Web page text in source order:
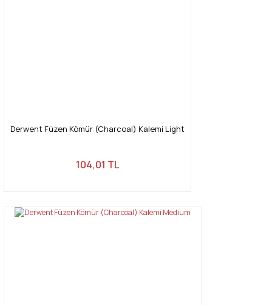
Derwent Füzen Kömür (Charcoal) Kalemi Light
104,01 TL